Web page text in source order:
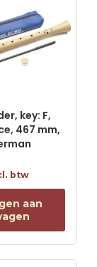
key: F,
467 mm,
btw
aan